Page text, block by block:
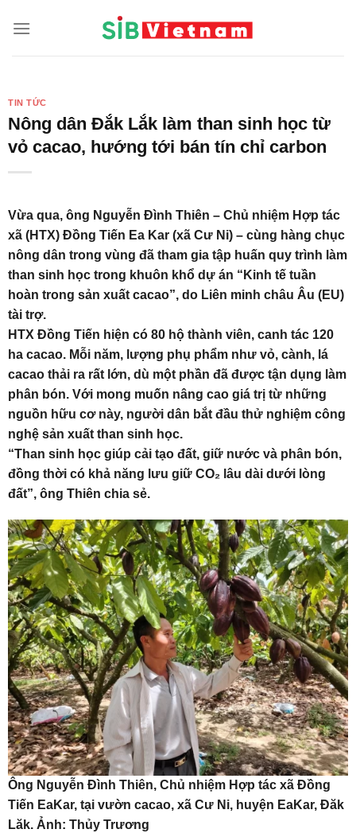
TIN TỨC
Nông dân Đắk Lắk làm than sinh học từ
vỏ cacao, hướng tới bán tín chỉ carbon
Vừa qua, ông Nguyễn Đình Thiên – Chủ nhiệm Hợp tác
xã (HTX) Đồng Tiến Ea Kar (xã Cư Ni) – cùng hàng chục
nông dân trong vùng đã tham gia tập huấn quy trình làm
than sinh học trong khuôn khổ dự án “Kinh tế tuần
hoàn trong sản xuất cacao”, do Liên minh châu Âu (EU)
tài trợ.
HTX Đồng Tiến hiện có 80 hộ thành viên, canh tác 120
ha cacao. Mỗi năm, lượng phụ phẩm như vỏ, cành, lá
cacao thải ra rất lớn, dù một phần đã được tận dụng làm
phân bón. Với mong muốn nâng cao giá trị từ những
nguồn hữu cơ này, người dân bắt đầu thử nghiệm công
nghệ sản xuất than sinh học.
“Than sinh học giúp cải tạo đất, giữ nước và phân bón,
đồng thời có khả năng lưu giữ CO₂ lâu dài dưới lòng
đất”, ông Thiên chia sẻ.
Ông Nguyễn Đình Thiên, Chủ nhiệm Hợp tác xã Đồng
Tiến EaKar, tại vườn cacao, xã Cư Ni, huyện EaKar, Đăk
Lăk. Ảnh: Thủy Trương